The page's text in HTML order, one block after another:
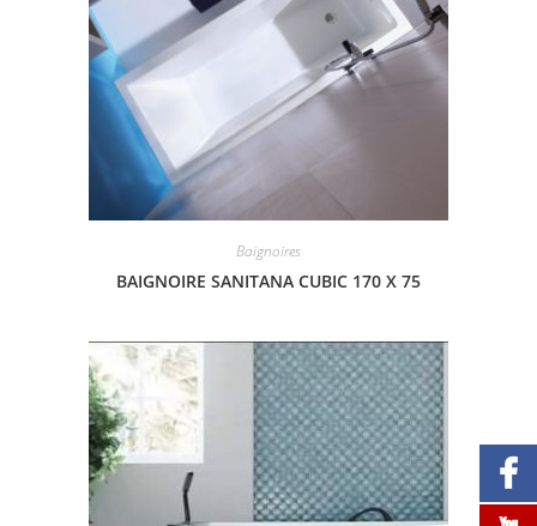
Baignoires
BAIGNOIRE SANITANA CUBIC 170 X 75